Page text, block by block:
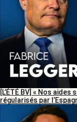
[L’ÉTÉ BV] « Nos
régularisés par